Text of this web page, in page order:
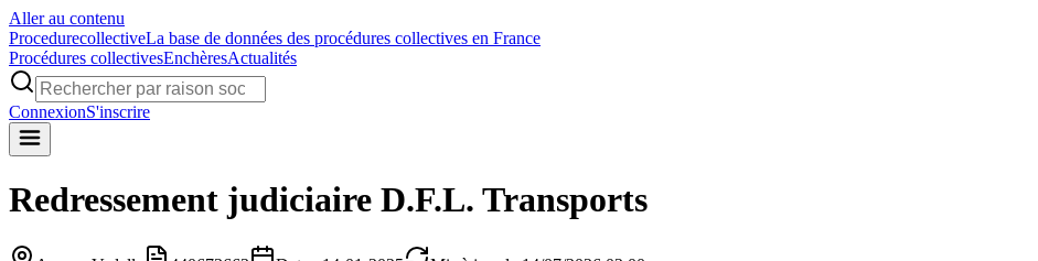
Aller au contenu
ProcedurecollectiveLa base de données des procédures collectives en France
Procédures collectivesEnchèresActualités
ConnexionS'inscrire
Redressement judiciaire D.F.L. Transports